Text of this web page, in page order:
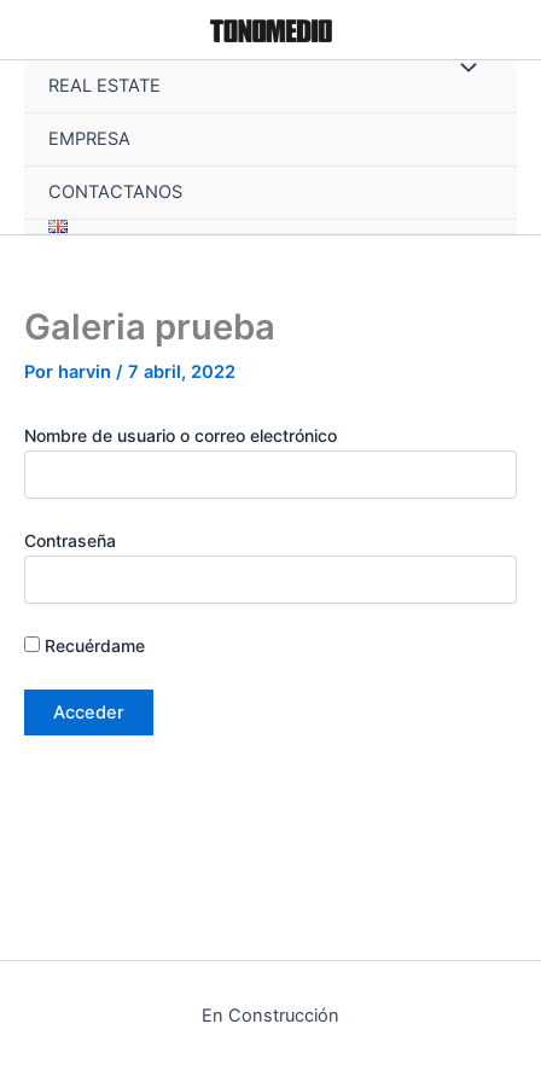
REAL ESTATE
EMPRESA
CONTACTANOS
Galeria prueba
Por harvin / 7 abril, 2022
Nombre de usuario o correo electrónico
Contraseña
Recuérdame
En Construcción